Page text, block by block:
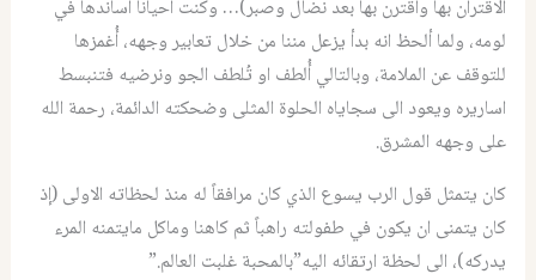
الاقتران بها واقترن بها بعد نضال وصبر)… وكنت أحياناً أساندها في
لومه، ولما ألحظ انه بدأ يزعل مننا من خلال تعابير وجهه، أُغمزها
للتوقف عن الملامة، وبالتالي أُلطف او تُلطف الجو ونرضيه فتنبسط
اساريره ويعود الى سجاياه الحلوة المثلى وضحكته الدائمة، رحمة الله
على وجهه المشرق.
كان يتمثل قول الرب يسوع الذي كان مرافقاً له منذ لحظاته الاولى (إذ
كان يتمنى ان يكون في طفولته راهباً ثم كاهنا وماكل مايتمنه المرء
يدركه)، الى لحظة ارتقائه اليه”بالمحبة غلبت العالم.”